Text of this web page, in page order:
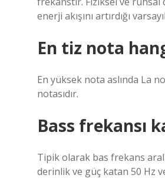
enerji akışını artırdığı
En tiz nota
En yüksek nota aslında La
notasıdır.
Bass frekansı
Tipik olarak bas frekans
derinlik ve güç katan 50 Hz